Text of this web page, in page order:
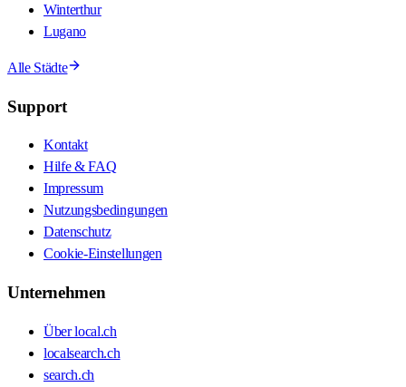
Winterthur
Lugano
Alle Städte
Support
Kontakt
Hilfe & FAQ
Impressum
Nutzungsbedingungen
Datenschutz
Cookie-Einstellungen
Unternehmen
Über local.ch
localsearch.ch
search.ch